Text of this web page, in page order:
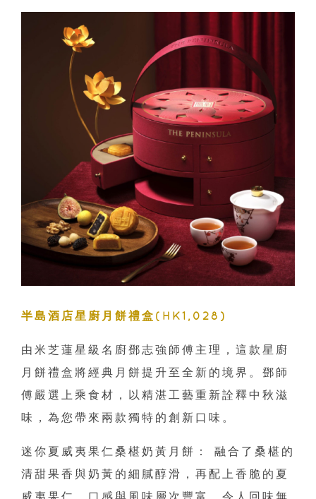
半島酒店星廚月餅禮盒(HK1,028)
由米芝蓮星級名廚鄧志強師傅主理，這款星廚
月餅禮盒將經典月餅提升至全新的境界。鄧師
傅嚴選上乘食材，以精湛工藝重新詮釋中秋滋
味，為您帶來兩款獨特的創新口味。
迷你夏威夷果仁桑椹奶黃月餅： 融合了桑椹的
清甜果香與奶黃的細膩醇滑，再配上香脆的夏
威夷果仁，口感與風味層次豐富，令人回味無